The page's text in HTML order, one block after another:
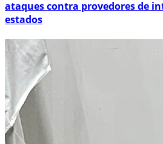
ataques contra provedores de
estados